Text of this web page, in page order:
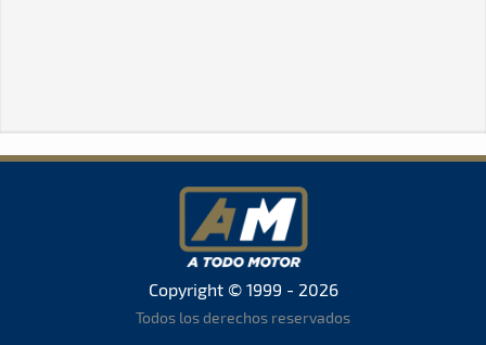
Copyright © 1999 - 2026
Todos los derechos reservados